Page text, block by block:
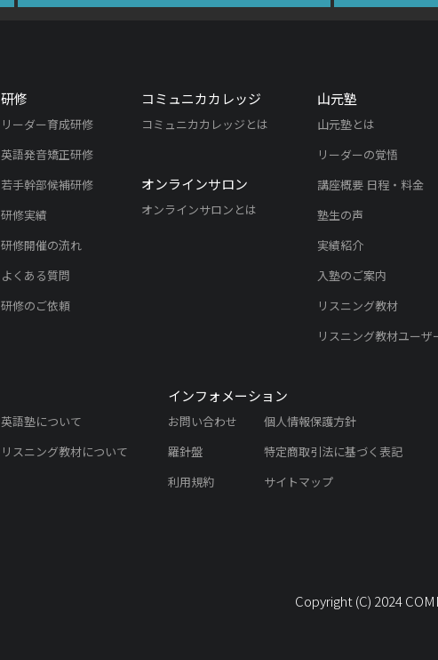
研修
リーダー育成研修
英語発音矯正研修
若手幹部候補研修
研修実績
研修開催の流れ
よくある質問
研修のご依頼
コミュニカカレッジ
コミュニカカレッジとは
オンラインサロン
オンラインサロンとは
山元塾
山元塾とは
リーダーの覚悟
講座概要 日程・料金
塾生の声
実績紹介
入塾のご案内
リスニング教材
リスニング教材ユーザ
英語塾について
リスニング教材について
インフォメーション
お問い合わせ
羅針盤
利用規約
個人情報保護方針
特定商取引法に基づく表記
サイトマップ
Copyright (C) 2024